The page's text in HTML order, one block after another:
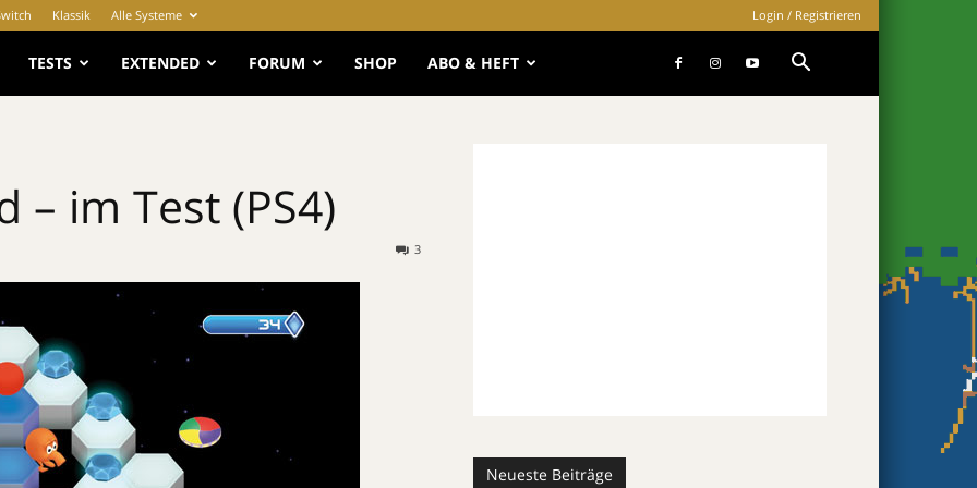
Klassik Alle Systeme Login / Registrieren
TESTS EXTENDED FORUM SHOP ABO & HEFT
im Test (PS4)
3
Neueste Beiträge